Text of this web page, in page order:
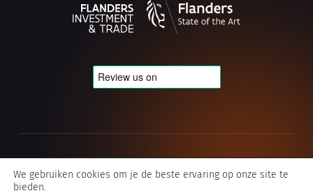
We gebruiken cookies om je de beste ervaring op onze site te
bieden.